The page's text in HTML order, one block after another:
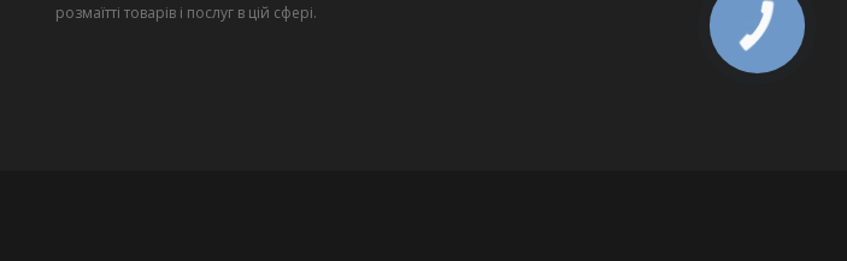
розмаїтті товарів і послуг в цій сфері.